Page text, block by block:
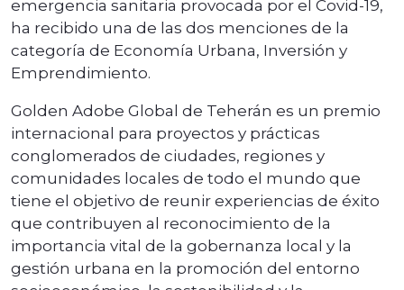
emergencia sanitaria provocada por el Covid-19,
ha recibido una de las dos menciones de la
categoría de Economía Urbana, Inversión y
Emprendimiento.
Golden Adobe Global de Teherán es un premio
internacional para proyectos y prácticas
conglomerados de ciudades, regiones y
comunidades locales de todo el mundo que
tiene el objetivo de reunir experiencias de éxito
que contribuyen al reconocimiento de la
importancia vital de la gobernanza local y la
gestión urbana en la promoción del entorno